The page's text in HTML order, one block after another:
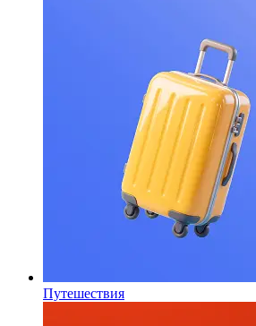
Путешествия